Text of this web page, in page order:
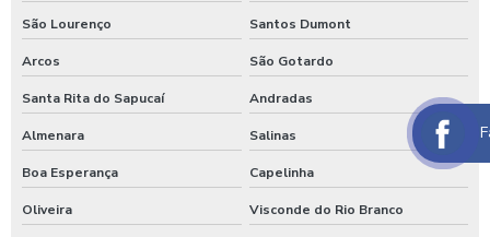
Maquina para lavar caminhões
Máquina para lavar carros
Máquina para lavar carros portátil
Maquina para lavar onibus
Máquina de lavar ônibus
São Lourenço Santos Dumont
Arcos São Gotardo
Santa Rita do Sapucaí Andradas
Almenara Salinas
Boa Esperança Capelinha
Oliveira Visconde do Rio Branco